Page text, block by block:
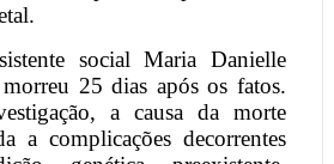
social Maria Danielle
25 dias após os fatos.
a causa da morte
a complicações decorrentes